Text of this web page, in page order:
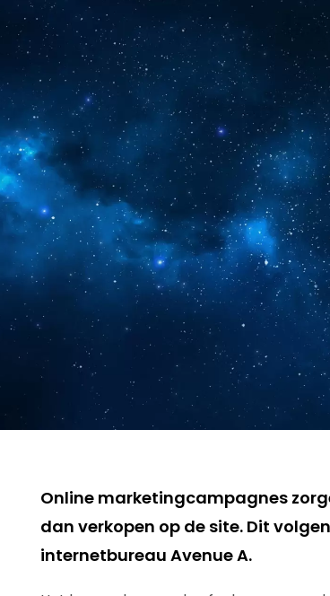
Online marketingcampagnes
dan verkopen op de site. Dit
internetbureau Avenue A.